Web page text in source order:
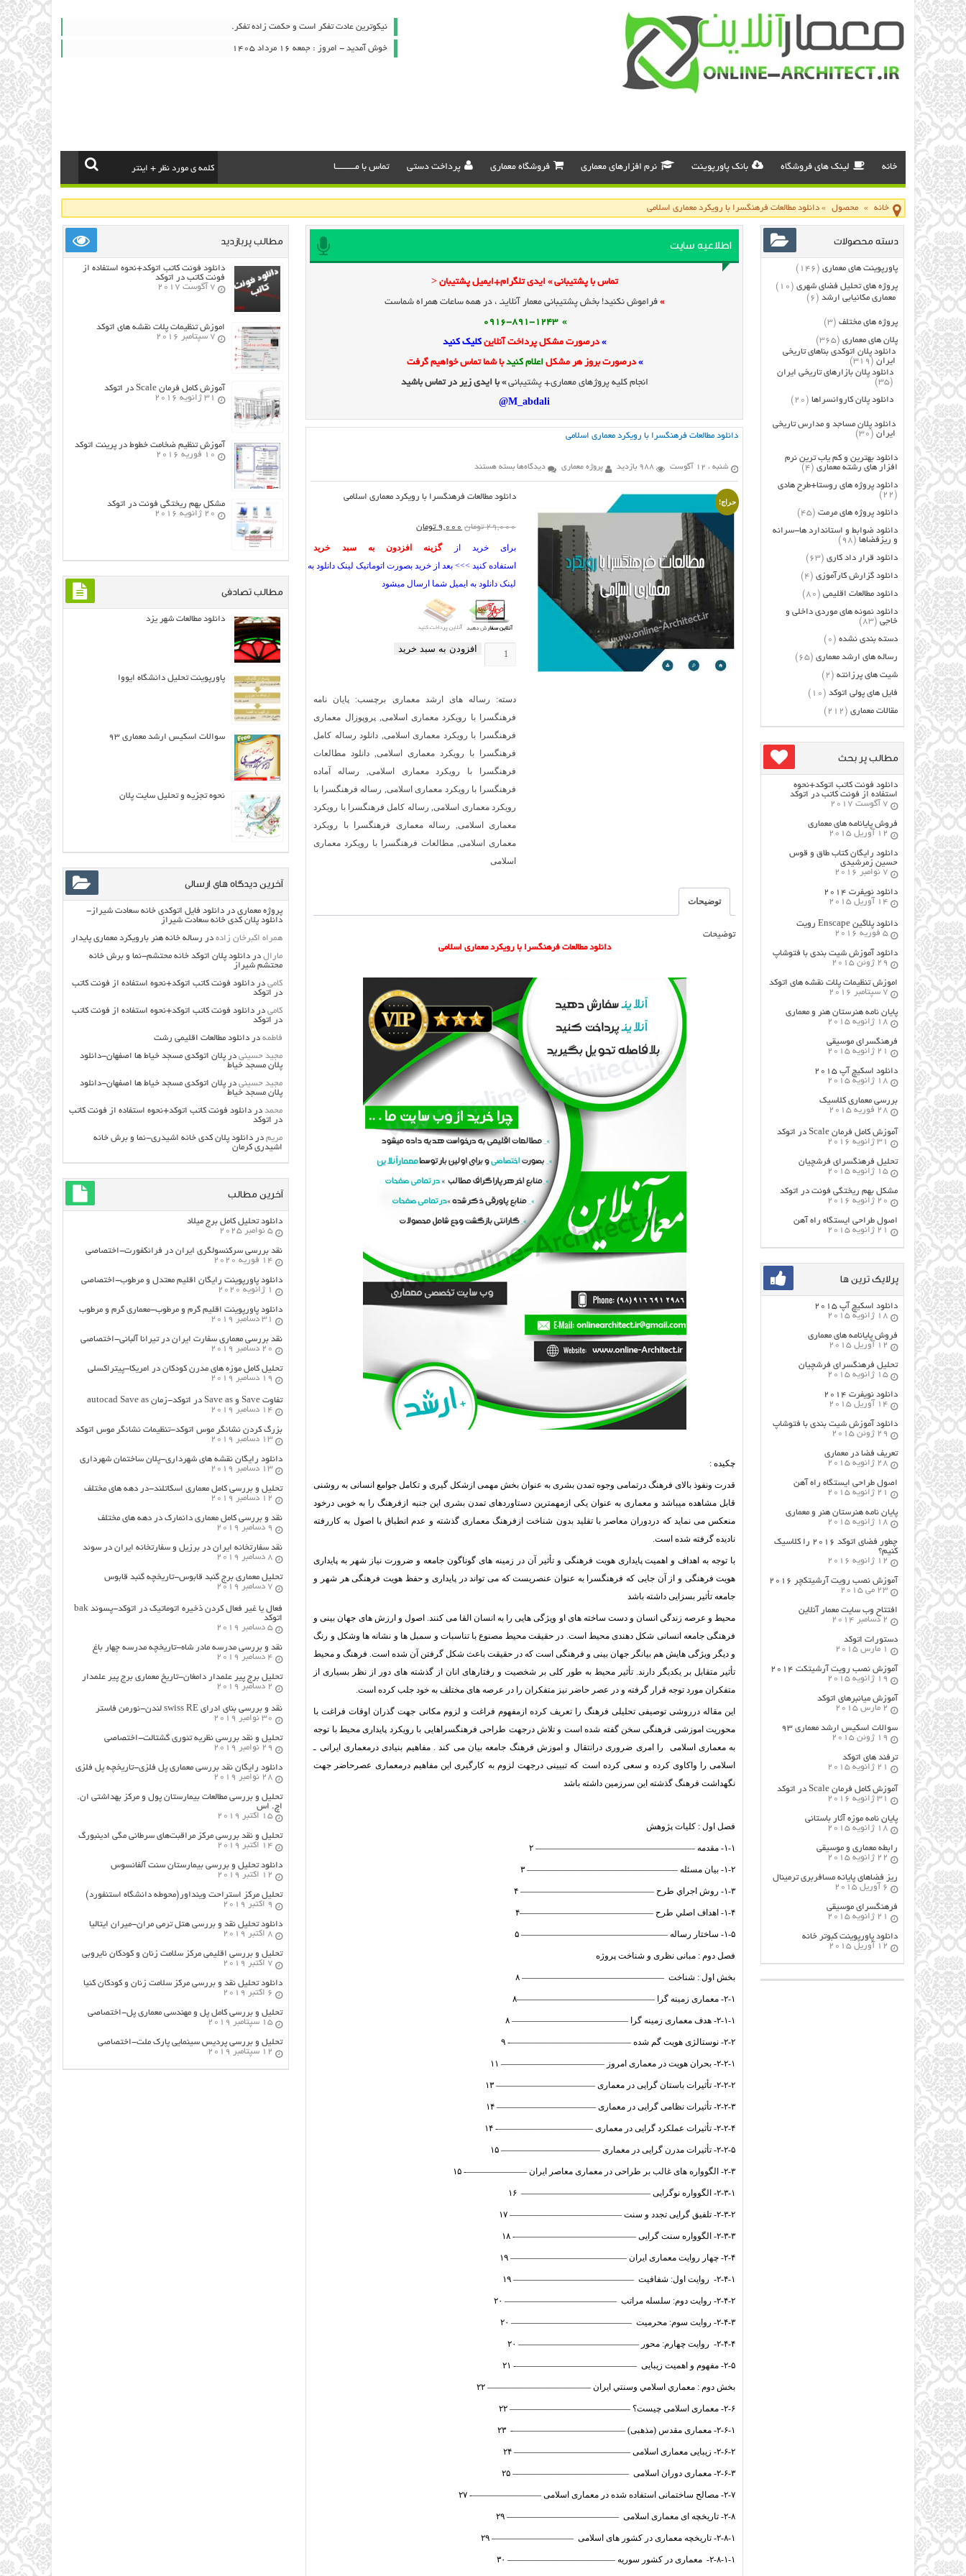
نیکوترین عادت تفکر است و حکمت زاده تفکر.
خوش آمدید - امروز : جمعه ۱۶ مرداد ۱۴۰۵
خانه لینک های فروشگاه بانک پاورپوینت نرم افزارهای معماری فروشگاه معماری پرداخت دستی تماس با مـــــــــا
خانه » محصول »دانلود مطالعات فرهنگسرا با رویکرد معماری اسلامی
اطلاعیه سایت
تماس با پشتیبانی » ایدی تلگرام+ایمیل پشتیبان <
» فراموش نکنید! بخش پشتیبانی معمار آنلاینـ ، در همه ساعات همراه شماست
» 0916-891-1243
»درصورت مشکل پرداخت آنلاین کلیک کنید
» درصورت بروز هر مشکلاعلام کنیدبا شما تماس خواهیم گرفت
انجام کلیه پروژهای معماری+ پشتیبانی» با ایدی زیر در تماس باشید
M_abdali@
دانلود مطالعات فرهنگسرا با رویکرد معماری اسلامی
شنبه ، 12 آگوست 988 بازدید پروژه معماری دیدگاه‌ها برای
مطالعات
فرهنگسرا
با
اسلامی
بسته هستند
حراج!
دانلود مطالعات فرهنگسرا با رویکرد معماری اسلامی
29,000 تومان قیمت
اصلی:
29,000 تومان
بود.
9,000 تومانقیمت
فعلی:
برای خرید ازگزینه افزدون به سبد خرید
استفاده کنید >>> بعد از خرید بصورت اتوماتیک لینک دانلود به نمایش خواهد شد همچنین
لینک دانلود به ایمیل شما ارسال میشود
دانلود
مطالعات
با
رویکرد
معماری
اسلامی
عدد
افزودن به سبد خرید
دسته: رساله های ارشد معماری برچسب: پایان نامه
فرهنگسرا با رویکرد معماری اسلامی,پروپوزال معماری
فرهنگسرا با رویکرد معماری اسلامی, دانلود رساله کامل
فرهنگسرا با رویکرد معماری اسلامی, دانلود مطالعات
فرهنگسرا با رویکرد معماری اسلامی, رساله آماده
فرهنگسرا با رویکرد معماری اسلامی, رساله فرهنگسرا با
رویکرد معماری اسلامی, رساله کامل فرهنگسرا با رویکرد
معماری اسلامی, رساله معماری فرهنگسرا با رویکرد
معماری اسلامی, مطالعات فرهنگسرا با رویکرد معماری
اسلامی
توضیحات
توضیحات
دانلود مطالعاتفرهنگسرا با رویکرد معماری اسلامی
چکیده :
قدرت ونفوذ بالای فرهنگ درتمامی وجوه تمدن بشری به عنوان بخش مهمی ازشکل گیری و تکامل جوامع انسانی به روشنی
قابل مشاهده میباشد و معماری به عنوان یکی ازمهمترین دستاوردهای تمدن بشری این جنبه ازفرهنگ را به خوبی درخود
منعکس می نماید که دردوران معاصر با تقلید بدون شناخت ازفرهنگ معماری گذشته و عدم انطباق با اصول به کاررفته
نادیده گرفته شده است.
با توجه به اهداف و اهمیت پایداری هویت فرهنگی و تأثیر آن در زمینه های گوناگون جامعه و ضرورت نیاز شهر به پایداری
هویت فرهنگی و از آن جایی که فرهنگسرا به عنوان عنصریست که می تواند در پایداری و حفظ هویت فرهنگی هر شهر و
جامعه تأثیر بسزایی داشته باشد
محیط و عرصه زندگی انسان و دست ساخته های او ویژگی هایی را به انسان القا می کنند. اصول و ارزش های جهان بینی و
فرهنگی جامعه انسانی شکل دهندی محیط است. در حقیقت محیط مصنوع با تناسبات و سمبل ها و نشانه ها وشکل و رنگ
و دیگر ویژگی هایش هم بیانگر جهان بینی و فرهنگی است که در حقیقت باعث شکل گرفتن آن شده است. فرهنگ و محیط
تأثیر متقابل بر یکدیگر دارند. تأثیر محیط به طور کلی بر شخصیت و رفتارهای انان از گذشته های دور از نظر بسیاری از
متفکران مورد توجه قرار گرفته و در عصر حاضر نیز متفکران را در عرصه های مختلف به خود جلب کرده است.
این مقاله درروشی توصیفی تحلیلی فرهنگ را تعریف کرده ازمفهوم فراغت و لزوم مکانی جهت گذران اوقات فراغت با
محوریت اموزشی فرهنگی سخن گفته شده است و تلاش درجهت طراحی فرهنگسراهایی با رویکرد پایداری محیط با توجه
به معماری اسلامی را امری ضروری درانتقال و اموزش فرهنگ جامعه بیان می کند . مفاهیم بنیادی درمعماری ایرانی ـ
اسلامی را واکاوی کرده و سعی کرده است که تبیینی درجهت لزوم به کارگیری این مفاهیم درمعماری عصرحاضر جهت
نگهداشت فرهنگ گذشته این سرزمین داشته باشد
فصل اول : کلیات پژوهش
۱-۱- مقدمه ——————————————————– ۲
۱-۲- بيان مسئله —————————————————– ۳
۱-۳- روش اجراي طرح ———————————————– ۴
۱-۴- اهداف اصلي طرح ———————————————–۴
۱-۵- ساختار رساله ————————————————— ۵
فصل دوم : مبانی نظری و شناخت پروژه
بخش اول : شناخت ————————————————– ۸
۲-۱- معماری زمینه گرا ————————————————۸
۲-۱-۱- هدف معماری زمینه گرا —————————————– ۸
۲-۲- نوستالژی هویت گم شده ——————————————- ۹
۲-۲-۱- بحران هویت در معماری امروز ———————————— ۱۱
۲-۲-۲- تأثیرات باستان گرایی در معماری ———————————– ۱۳
۲-۲-۳- تأثیرات نظامی گرایی در معماری ———————————– ۱۴
۲-۲-۴- تأثیرات عملکرد گرایی در معماری ———————————- ۱۴
۲-۲-۵- تأثیرات مدرن گرایی در معماری ———————————– ۱۵
۲-۳- الگوواره های غالب بر طراحی در معماری معاصر ایران ———————- ۱۵
۲-۳-۱- الگوواره نوگرایی ——————————————— ۱۶
۲-۳-۲- تلفیق گرایی تجدد و سنت ————————————— ۱۷
۲-۳-۳- الگوواره سنت گرایی ——————————————- ۱۸
۲-۴- چهار روایت معماری ایران —————————————– ۱۹
۲-۴-۱- روایت اول: شفافیت —————————————— ۱۹
۲-۴-۲- روایت دوم: سلسله مراتب ————————————— ۲۰
۲-۴-۳- روایت سوم: محرمیت —————————————— ۲۰
۲-۴-۴- روایت چهارم: محور —————————————— ۲۰
۲-۵- مفهوم و اهمیت زیبایی ——————————————- ۲۱
بخش دوم : معماري اسلامي وسنتي ايران ———————————— ۲۲
۲-۶- معماری اسلامی چیست؟ —————————————— ۲۲
۲-۶-۱- معماری مقدس (مذهبی) —————————————- ۲۳
۲-۶-۲- زیبایی معماری اسلامی —————————————– ۲۴
۲-۶-۳- معماری دوران اسلامی —————————————– ۲۵
۲-۷- مصالح ساختمانی استفاده شده در معماری اسلامی ————————- ۲۷
۲-۸- تاریخچه ای معماری اسلامی ————————————— ۲۹
۲-۸-۱- تاریخچه معماری در کشور های اسلامی —————————– ۲۹
۲-۸-۱-۱- معماری در کشور سوریه ————————————– ۳۰
دسته محصولات
پاورپوینت های معماری (146)
پروژه های تحلیل فضای شهری (10)
معماری مکانیابی ارشد (6)
پروژه های مختلف (3)
پلان های معماری (365)
دانلود پلان اتوکدی بناهای تاریخی
ایران (319)
دانلود پلان بازارهای تاریخی ایران
(35)
دانلود پلان کاروانسراها (20)
دانلود پلان مساجد و مدارس تاریخی
ایران (30)
دانلود بهترین و کم یاب ترین نرم
افزار های رشته معماری (4)
دانلود پروژه های روستا+طرح هادی
(22)
دانلود پروژه های مرمت (45)
دانلود ضوابط و استاندارد ها-سرانه
و ریزفضاها (98)
دانلود قرار داد کاری (63)
دانلود گزارش کارآموزی (4)
دانلود مطالعات اقلیمی (80)
دانلود نمونه های موردی داخلی و
خاجی (83)
دسته بندی نشده (0)
رساله های ارشد معماری (65)
شیت های پرزانته (2)
فایل های پولی اتوکد (10)
مقالات معماری (212)
مطالب پر بحث
دانلود فونت کاتب اتوکد+نحوه
استفاده از فونت کاتب در اتوکد
7 آگوست 2017
فروش پایانامه های معماری
12 آوریل 2015
دانلود رایگان کتاب طاق و قوس
حسین زمرشیدی
7 نوامبر 2016
دانلود نویفرت ۲۰۱۴
14 آوریل 2015
دانلود پلاگین Enscape رویت
5 فوریه 2016
دانلود آموزش شیت بندی با فتوشاپ
29 ژوئن 2015
اموزش تنظیمات پلات نقشه های اتوکد
7 سپتامبر 2016
پایان نامه هنرستان هنر و معماري
18 ژانویه 2015
فرهنگسراي موسيقي
21 ژانویه 2015
دانلود اسکیچ آپ ۲۰۱۵
18 ژانویه 2015
بررسی معماری کلاسیک
28 فوریه 2015
آموزش کامل فرمان Scale در اتوکد
31 ژانویه 2016
تحلیل فرهنگسرای فرشچیان
15 ژانویه 2015
مشکل بهم ریختگی فونت در اتوکد
20 ژانویه 2016
اصول طراحي ایستگاه راه آهن
21 ژانویه 2015
پرلایک ترین ها
دانلود اسکیچ آپ ۲۰۱۵
18 ژانویه 2015
فروش پایانامه های معماری
12 آوریل 2015
تحلیل فرهنگسرای فرشچیان
15 ژانویه 2015
دانلود نویفرت ۲۰۱۴
14 آوریل 2015
دانلود آموزش شیت بندی با فتوشاپ
29 ژوئن 2015
تعریف فضا در معماری
28 ژانویه 2015
اصول طراحي ایستگاه راه آهن
21 ژانویه 2015
پایان نامه هنرستان هنر و معماري
18 ژانویه 2015
چطور فضای اتوکد ۲۰۱۶ را کلاسیک
کنیم؟
12 ژانویه 2016
آموزش نصب رویت آرشیتکچر ۲۰۱۶
23 می 2015
افتتاح وب سایت معمار آنلاین
2 دسامبر 2014
دستورات اتوکد
1 مارس 2015
آموزش نصب رویت آرشیتکت ۲۰۱۴
19 ژانویه 2015
آموزش میانبرهای اتوکد
2 مارس 2015
سوالات اسکیس ارشد معماری ۹۳
19 ژوئن 2015
ترفند های اتوکد
21 ژانویه 2015
آموزش کامل فرمان Scale در اتوکد
31 ژانویه 2016
پایان نامه موزه آثار باستانی
18 ژانویه 2015
رابطه معماری و موسیقی
22 ژانویه 2015
ریز فضاهای پایانه مسافربری ترمینال
6 آوریل 2015
فرهنگسراي موسيقي
21 ژانویه 2015
دانلود پاورپوینت کبوتر خانه
12 آوریل 2015
مطالب پربازدید
دانلود فونت کاتب اتوکد+نحوه استفاده از
فونت کاتب در اتوکد
7 آگوست 2017
اموزش تنظیمات پلات نقشه های اتوکد
7 سپتامبر 2016
آموزش کامل فرمان Scale در اتوکد
31 ژانویه 2016
آموزش تنظیم ضخامت خطوط در پرینت اتوکد
10 فوریه 2016
مشکل بهم ریختگی فونت در اتوکد
20 ژانویه 2016
مطالب تصادفی
دانلود مطالعات شهر یزد
پاورپوینت تحلیل دانشگاه ایووا
سوالات اسکیس ارشد معماری ۹۳
نحوه تجزیه و تحلیل سایت پلان
آخرین دیدگاه های ارسالی
پروژه معماری دردانلود فایل اتوکدی خانه سعادت شیراز-
دانلود پلان کدی خانه سعادت شیراز
همراه اکبرخان زاده در رساله خانه هنر بارویکرد معماری پایدار
مارال دردانلود پلان اتوکد خانه محتشم-نما و برش خانه
محتشم شیراز
کامی دردانلود فونت کاتب اتوکد+نحوه استفاده از فونت کاتب
در اتوکد
کامی دردانلود فونت کاتب اتوکد+نحوه استفاده از فونت کاتب
در اتوکد
فاطمه دردانلود مطالعات اقليمي رشت
مجید حسینی درپلان اتوکدی مسجد خیاط ها اصفهان-دانلود
پلان مسجد خیاط
مجید حسینی درپلان اتوکدی مسجد خیاط ها اصفهان-دانلود
پلان مسجد خیاط
محمد دردانلود فونت کاتب اتوکد+نحوه استفاده از فونت کاتب
در اتوکد
مریم دردانلود پلان کدی خانه اشیدری-نما و برش خانه
اشیدری کرمان
آخرین مطالب
دانلود تحلیل کامل برج میلاد
5 نوامبر 2025
نقد بررسی سرکنسولگری ایران در فرانکفورت-اختصاصی
14 فوریه 2020
دانلود پاورپوینت رایگان اقلیم معتدل و مرطوب-اختصاصی
1 ژانویه 2020
دانلود پاورپوینت اقلیم گرم و مرطوب-معماری گرم و مرطوب
31 دسامبر 2019
نقد بررسی معماری سفارت ایران در تیرانا آلبانی-اختصاصی
20 دسامبر 2019
تحلیل کامل موزه های مدرن کودکان در امریکا-پیتراکسلی
19 دسامبر 2019
تفاوت Save و Save as در اتوکد-زمان autocad Save as
14 دسامبر 2019
بزرگ کردن نشانگر موس اتوکد-تنظیمات نشانگر موس اتوکد
13 دسامبر 2019
دانلود رایگان نقشه های شهرداری-پلان ساختمان شهرداری
13 دسامبر 2019
تحلیل و بررسی کامل معماری اسکاتلند-در دهه های مختلف
12 دسامبر 2019
نقد و بررسی کامل معماری دانمارک در دهه های مختلف
9 دسامبر 2019
نقد سفارتخانه ایران در برزیل و سفارتخانه ایران در سوئد
8 دسامبر 2019
تحلیل معماری برج گنبد قابوس-تاریخچه گنبد قابوس
7 دسامبر 2019
فعال یا غیر فعال کردن ذخیره اتوماتیک در اتوکد-پسوند bak
اتوکد
5 دسامبر 2019
نقد و بررسی مدرسه مادر شاه-تاریخچه مدرسه چهار باغ
4 دسامبر 2019
تحلیل برج پیر علمدار دامغان-تاریخ معماری برج پیر علمدار
2 دسامبر 2019
نقد و بررسی بنای ادرای swiss RE لندن-نورمن فاستر
30 نوامبر 2019
تحلیل و نقد بررسی نظریه تئوری گشتالت-اختصاصی
29 نوامبر 2019
دانلود رایگان نقد بررسی معماری پل فلزی-تاریخچه پل فلزی
28 نوامبر 2019
تحلیل و بررسی مطالعات بیمارستان پول و مرکز بهداشتی ان.
اچ. اس
15 اکتبر 2019
تحلیل و نقد بررسی مرکز مراقبت‌های سرطانی مگی ادینبورگ
14 اکتبر 2019
دانلود تحلیل و بررسی بیمارستان سنت آلفانسوس
12 اکتبر 2019
تحلیل مرکز استراحت وینداور(محوطه دانشگاه استنفورد)
9 اکتبر 2019
دانلود تحلیل نقد و بررسی هتل ترمی مران-میران ایتالیا
8 اکتبر 2019
تحلیل و بررسی اقلیمی مرکز سلامت زنان و کودکان نایروبی
7 اکتبر 2019
دانلود تحلیل نقد و بررسی مرکز سلامت زنان و کودکان کنیا
6 اکتبر 2019
تحلیل و بررسی کامل پل و مهندسی معماری پل-اختصاصی
15 سپتامبر 2019
تحلیل و بررسی پردیس سینمایی پارک ملت-اختصاصی
12 سپتامبر 2019